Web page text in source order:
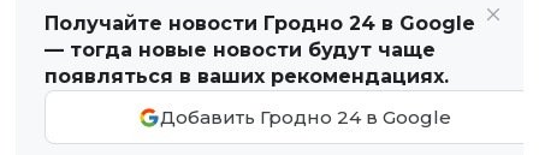
Получайте новости Гродно 24 в Google
— тогда новые новости будут чаще
появляться в ваших рекомендациях.
Добавить Гродно 24 в Google